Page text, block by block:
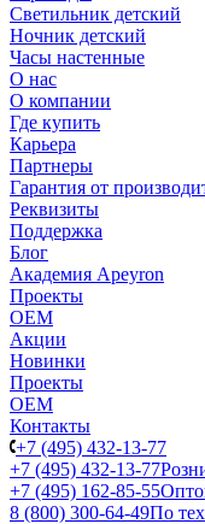
Светильник детский
Ночник детский
Часы настенные
О нас
О компании
Где купить
Карьера
Партнеры
Гарантия от
Реквизиты
Поддержка
Блог
Академия Apeyron
Проекты
ОЕМ
Акции
Новинки
Проекты
ОЕМ
Контакты
+7 (495) 432-13-77
+7 (495) 432-13-77
+7 (495) 162-85-55
8 (800) 300-64-49По